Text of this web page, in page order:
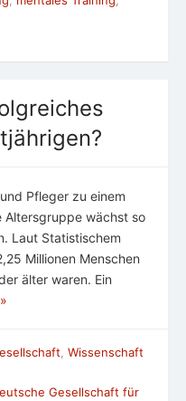
Pfleger zu einem
Altersgruppe wächst so
Laut Statistischem
Millionen Menschen
älter waren. Ein
Wissenschaft
Gesellschaft für